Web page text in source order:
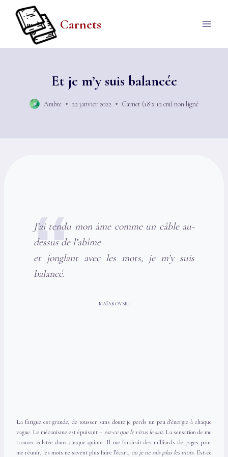
contenu
Carnets
Et je m’y suis balancée
Ambre 22 janvier 2022 Carnet (18 x 12 cm) non ligné
J’ai tendu mon âme comme un câble au-
dessus de l’abîme
et jonglant avec les mots, je m’y suis
balancé.
MAÏAKOVSKI
La fatigue est grande, de tousser sans doute je perds un peu d’énergie à chaque
vague. Le mécanisme est épuisant – est-ce que le virus le sait. La sensation de me
trouver éclatée dans chaque quinte. Il me faudrait des milliards de pages pour
me réunir, les mots ne savent plus faire l’écart, ou je ne sais plus les mots. Est-ce